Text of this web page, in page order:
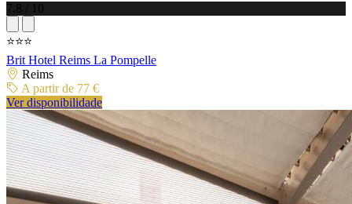
7.8 / 10
⭐⭐⭐
Brit Hotel Reims La Pompelle
Reims
A partir de 77 €
Ver disponibilidade